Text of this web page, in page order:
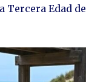
Tercera Edad